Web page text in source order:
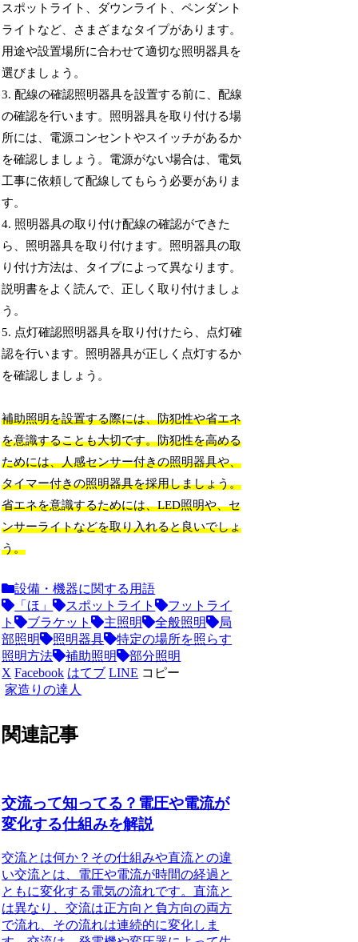
スポットライト、ダウンライト、ペンダント
ライトなど、さまざまなタイプがあります。
用途や設置場所に合わせて適切な照明器具を
選びましょう。
3. 配線の確認照明器具を設置する前に、配線
の確認を行います。照明器具を取り付ける場
所には、電源コンセントやスイッチがあるか
を確認しましょう。電源がない場合は、電気
工事に依頼して配線してもらう必要がありま
す。
4. 照明器具の取り付け配線の確認ができた
ら、照明器具を取り付けます。照明器具の取
り付け方法は、タイプによって異なります。
説明書をよく読んで、正しく取り付けましょ
う。
5. 点灯確認照明器具を取り付けたら、点灯確
認を行います。照明器具が正しく点灯するか
を確認しましょう。
補助照明を設置する際には、防犯性や省エネ
を意識することも大切です。防犯性を高める
ためには、人感センサー付きの照明器具や、
タイマー付きの照明器具を採用しましょう。
省エネを意識するためには、LED照明や、セ
ンサーライトなどを取り入れると良いでしょ
う。
設備・機器に関する用語
「ほ」
スポットライト
フットライ
ト
ブラケット 主照明 全般照明
局
部照明
照明器具
特定の場所を照らす
照明方法
補助照明
部分照明
X Facebook はてブ LINE コピー
家造りの達人
関連記事
交流って知ってる？電圧や電流が
変化する仕組みを解説
交流とは何か？その仕組みや直流との違
い交流とは、電圧や電流が時間の経過と
ともに変化する電気の流れです。直流と
は異なり、交流は正方向と負方向の両方
で流れ、その流れは連続的に変化しま